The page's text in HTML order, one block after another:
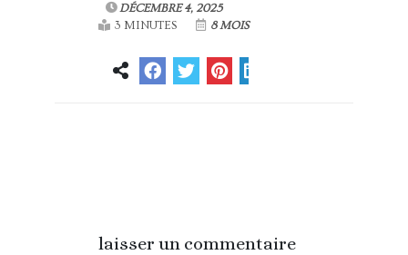
DÉCEMBRE 4, 2025
3 MINUTES
8 MOIS
laisser un commentaire